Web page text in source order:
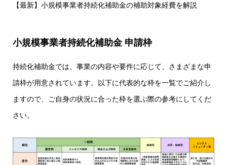
【最新】小規模事業者持続化補助金の補助対象経費を解説
小規模事業者持続化補助金 申請枠
持続化補助金では、事業の内容や要件に応じて、さまざまな申
請枠が用意されています。以下に代表的な枠を一覧でご紹介し
ますので、ご自身の状況に合った枠を選ぶ際の参考にしてくだ
さい。